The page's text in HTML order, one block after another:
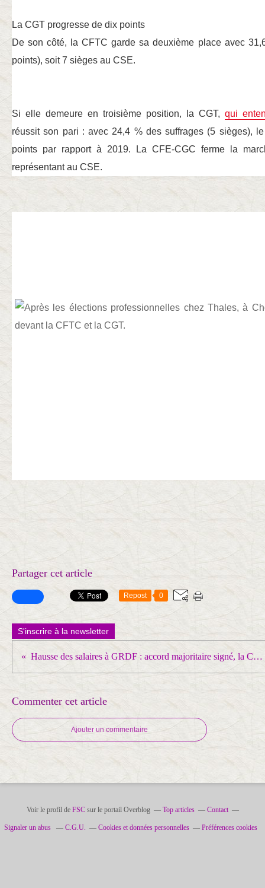
La CGT progresse de dix points
De son côté, la CFTC garde sa deuxième place avec
points), soit 7 sièges au CSE.
Si elle demeure en troisième position, la CGT, qui
réussit son pari : avec 24,4 % des suffrages (5 sièges),
points par rapport à 2019. La CFE-CGC ferme la
représentant au CSE.
Partager cet article
Repost 0
S'inscrire à la newsletter
Hausse des salaires à GRDF : accord majoritaire signé, la CGT refuse et poursuit la grève
Commenter cet article
Ajouter un commentaire
Voir le profil de FSCsur le portail Overblog Top articles Contact
Signaler un abus C.G.U. Cookies et données personnelles Préférences cookies